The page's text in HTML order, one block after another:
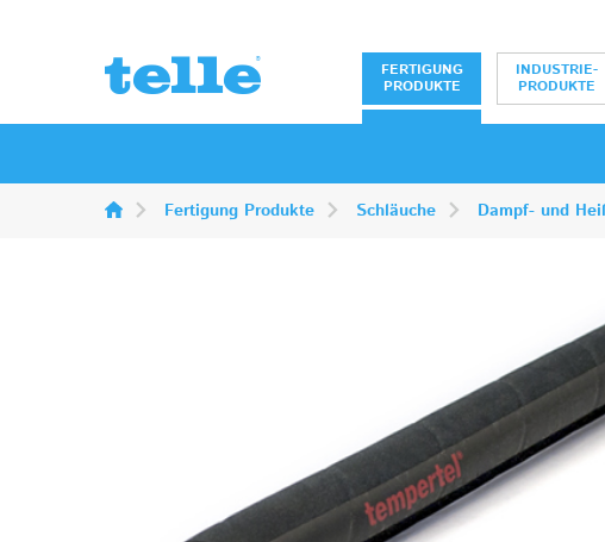
Erwin Telle GmbH
FERTIGUNG
PRODUKTE
INDUSTRIE-
PRODUKTE
Fertigung Produkte Schläuche Dampf- und